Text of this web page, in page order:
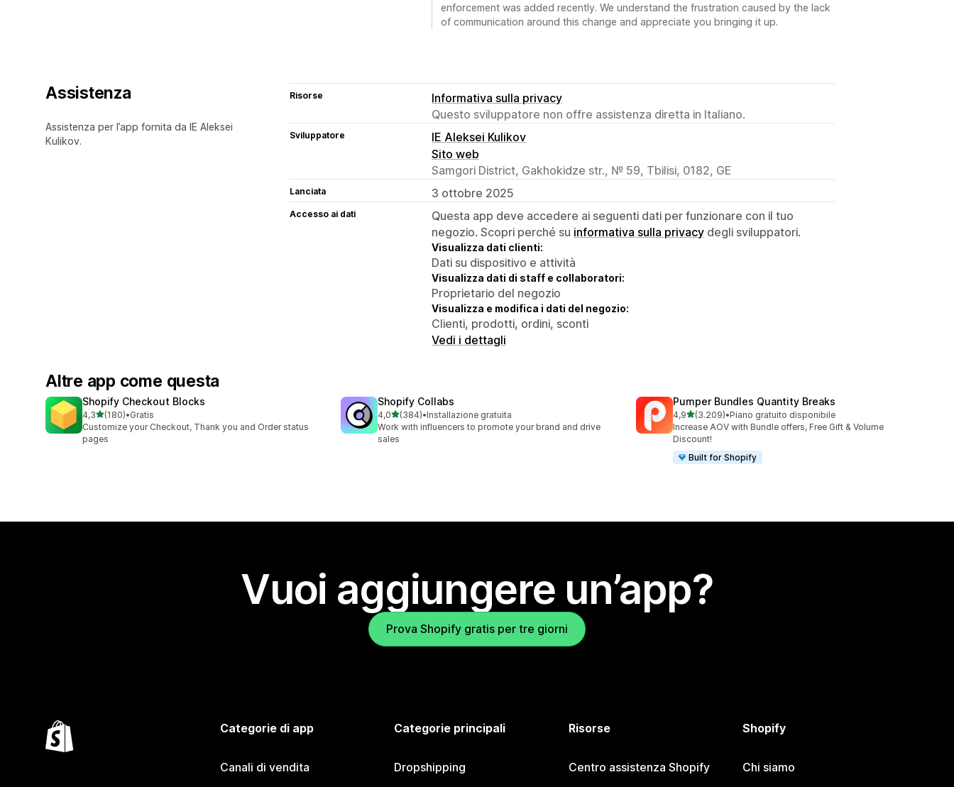
enforcement was added recently. We understand the frustration caused by the lack
of communication around this change and appreciate you bringing it up.
Assistenza
Assistenza per l’app fornita da IE Aleksei
Kulikov.
Risorse
Informativa sulla privacy
Questo sviluppatore non offre assistenza diretta in Italiano.
Sviluppatore
IE Aleksei Kulikov
Sito web
Samgori District, Gakhokidze str., № 59, Tbilisi, 0182, GE
Lanciata 3 ottobre 2025
Accesso ai dati
Questa app deve accedere ai seguenti dati per funzionare con il tuo
negozio. Scopri perché su informativa sulla privacy degli sviluppatori.
Visualizza dati clienti:
Dati su dispositivo e attività
Visualizza dati di staff e collaboratori:
Proprietario del negozio
Visualizza e modifica i dati del negozio:
Clienti, prodotti, ordini, sconti
Vedi i dettagli
Altre app come questa
Shopify Checkout Blocks
4,3stelle su 5
(180)
180 recensioni totali
•Gratis
Customize your Checkout, Thank you and Order status
pages
Shopify Collabs
4,0stelle su 5
(384)
384 recensioni totali
•Installazione gratuita
Work with influencers to promote your brand and drive
sales
Pumper Bundles Quantity Breaks
4,9stelle su 5
(3.209)
3209 recensioni totali
•Piano gratuito disponibile
Increase AOV with Bundle offers, Free Gift & Volume
Discount!
Built for Shopify
Vuoi aggiungere un’app?
Prova Shopify gratis per tre giorni
Categorie di app
Canali di vendita
Categorie principali
Dropshipping
Risorse
Centro assistenza Shopify
Shopify
Chi siamo